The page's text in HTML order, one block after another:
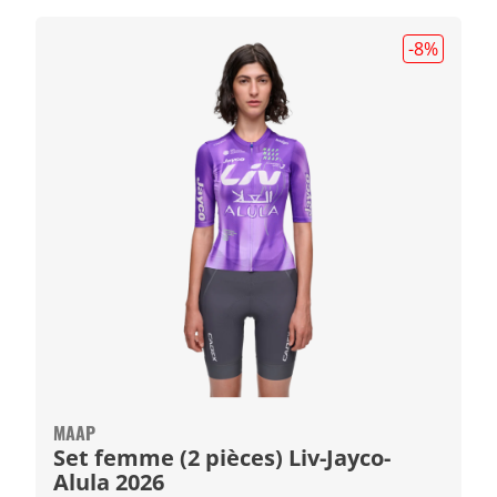
-8%
MAAP
Set femme (2 pièces) Liv-Jayco-
Alula 2026